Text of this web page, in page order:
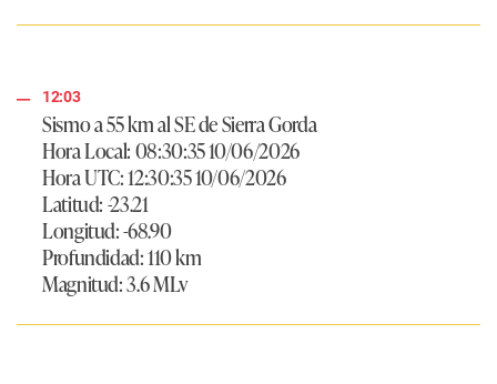
12:03
Sismo a 55 km al SE de Sierra Gorda
Hora Local: 08:30:35 10/06/2026
Hora UTC: 12:30:35 10/06/2026
Latitud: -23.21
Longitud: -68.90
Profundidad: 110 km
Magnitud: 3.6 MLv